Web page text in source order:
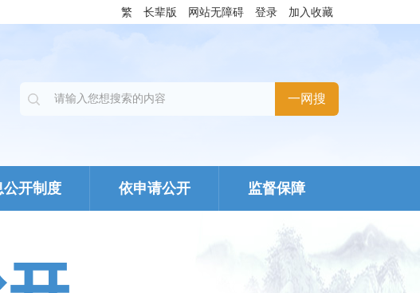
繁 长辈版 网站无障碍 登录 加入收藏
公开制度 依申请公开 监督保障